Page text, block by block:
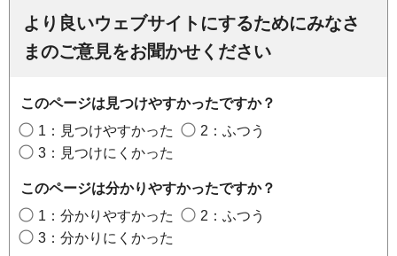
より良いウェブサイトにするためにみなさ
まのご意見をお聞かせください
このページは見つけやすかったですか？
1：見つけやすかった
2：ふつう
3：見つけにくかった
このページは分かりやすかったですか？
1：分かりやすかった
2：ふつう
3：分かりにくかった